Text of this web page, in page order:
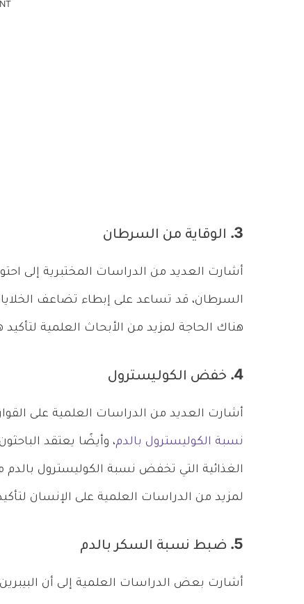
3. الوقاية من السرطان
أشارت العديد من الدراسات المختبرية إلى
السرطان، قد تساعد على إبطاء تضاعف الخلايا
هناك الحاجة لمزيد من الأبحاث العلمية لتأكيد
4. خفض الكوليسترول
أشارت العديد من الدراسات العلمية على
نسبة الكوليسترول بالدم، وأيضًا يعتقد
الغذائية التي تخفض نسبة الكوليسترول بالدم
لمزيد من الدراسات العلمية على الإنسان
5. ضبط نسبة السكر بالدم
أشارت بعض الدراسات العلمية إلى أن